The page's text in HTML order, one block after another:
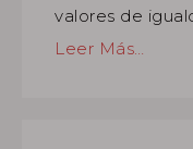
valores de
Leer Más…